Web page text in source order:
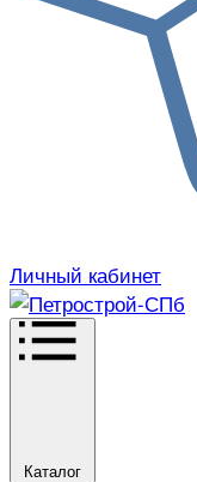
Личный кабинет
Каталог